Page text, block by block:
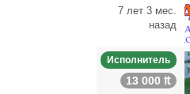
7 лет 3 мес.
назад
Исполнитель
13 000 ₶